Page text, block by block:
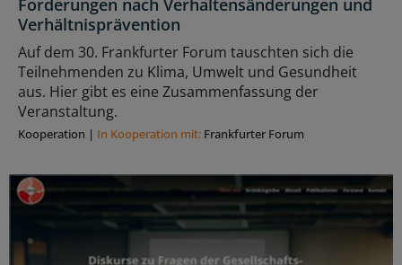
Forderungen nach Verhaltensänderungen und
Verhältnisprävention
Auf dem 30. Frankfurter Forum tauschten sich die
Teilnehmenden zu Klima, Umwelt und Gesundheit
aus. Hier gibt es eine Zusammenfassung der
Veranstaltung.
Kooperation | In Kooperation mit: Frankfurter Forum